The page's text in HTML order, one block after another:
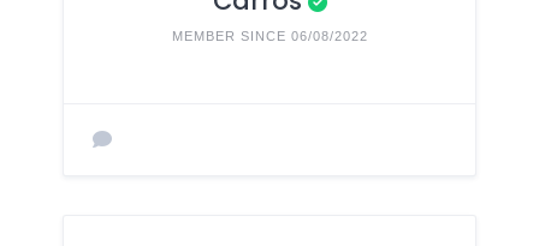
MEMBER SINCE 06/08/2022